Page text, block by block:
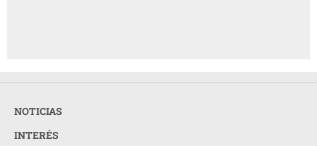
NOTICIAS
INTERÉS